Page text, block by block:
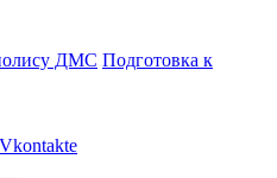
ДМС Подготовка к